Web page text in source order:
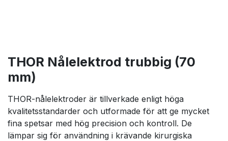
THOR Nålelektrod trubbig (70
mm)
THOR-nålelektroder är tillverkade enligt höga
kvalitetsstandarder och utformade för att ge mycket
fina spetsar med hög precision och kontroll. De
lämpar sig för användning i krävande kirurgiska